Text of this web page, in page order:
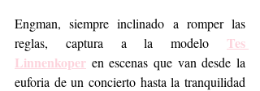
Engman, siempre inclinado a romper las
reglas, captura a la modelo Tes
Linnenkoper en escenas que van desde la
euforia de un concierto hasta la tranquilidad